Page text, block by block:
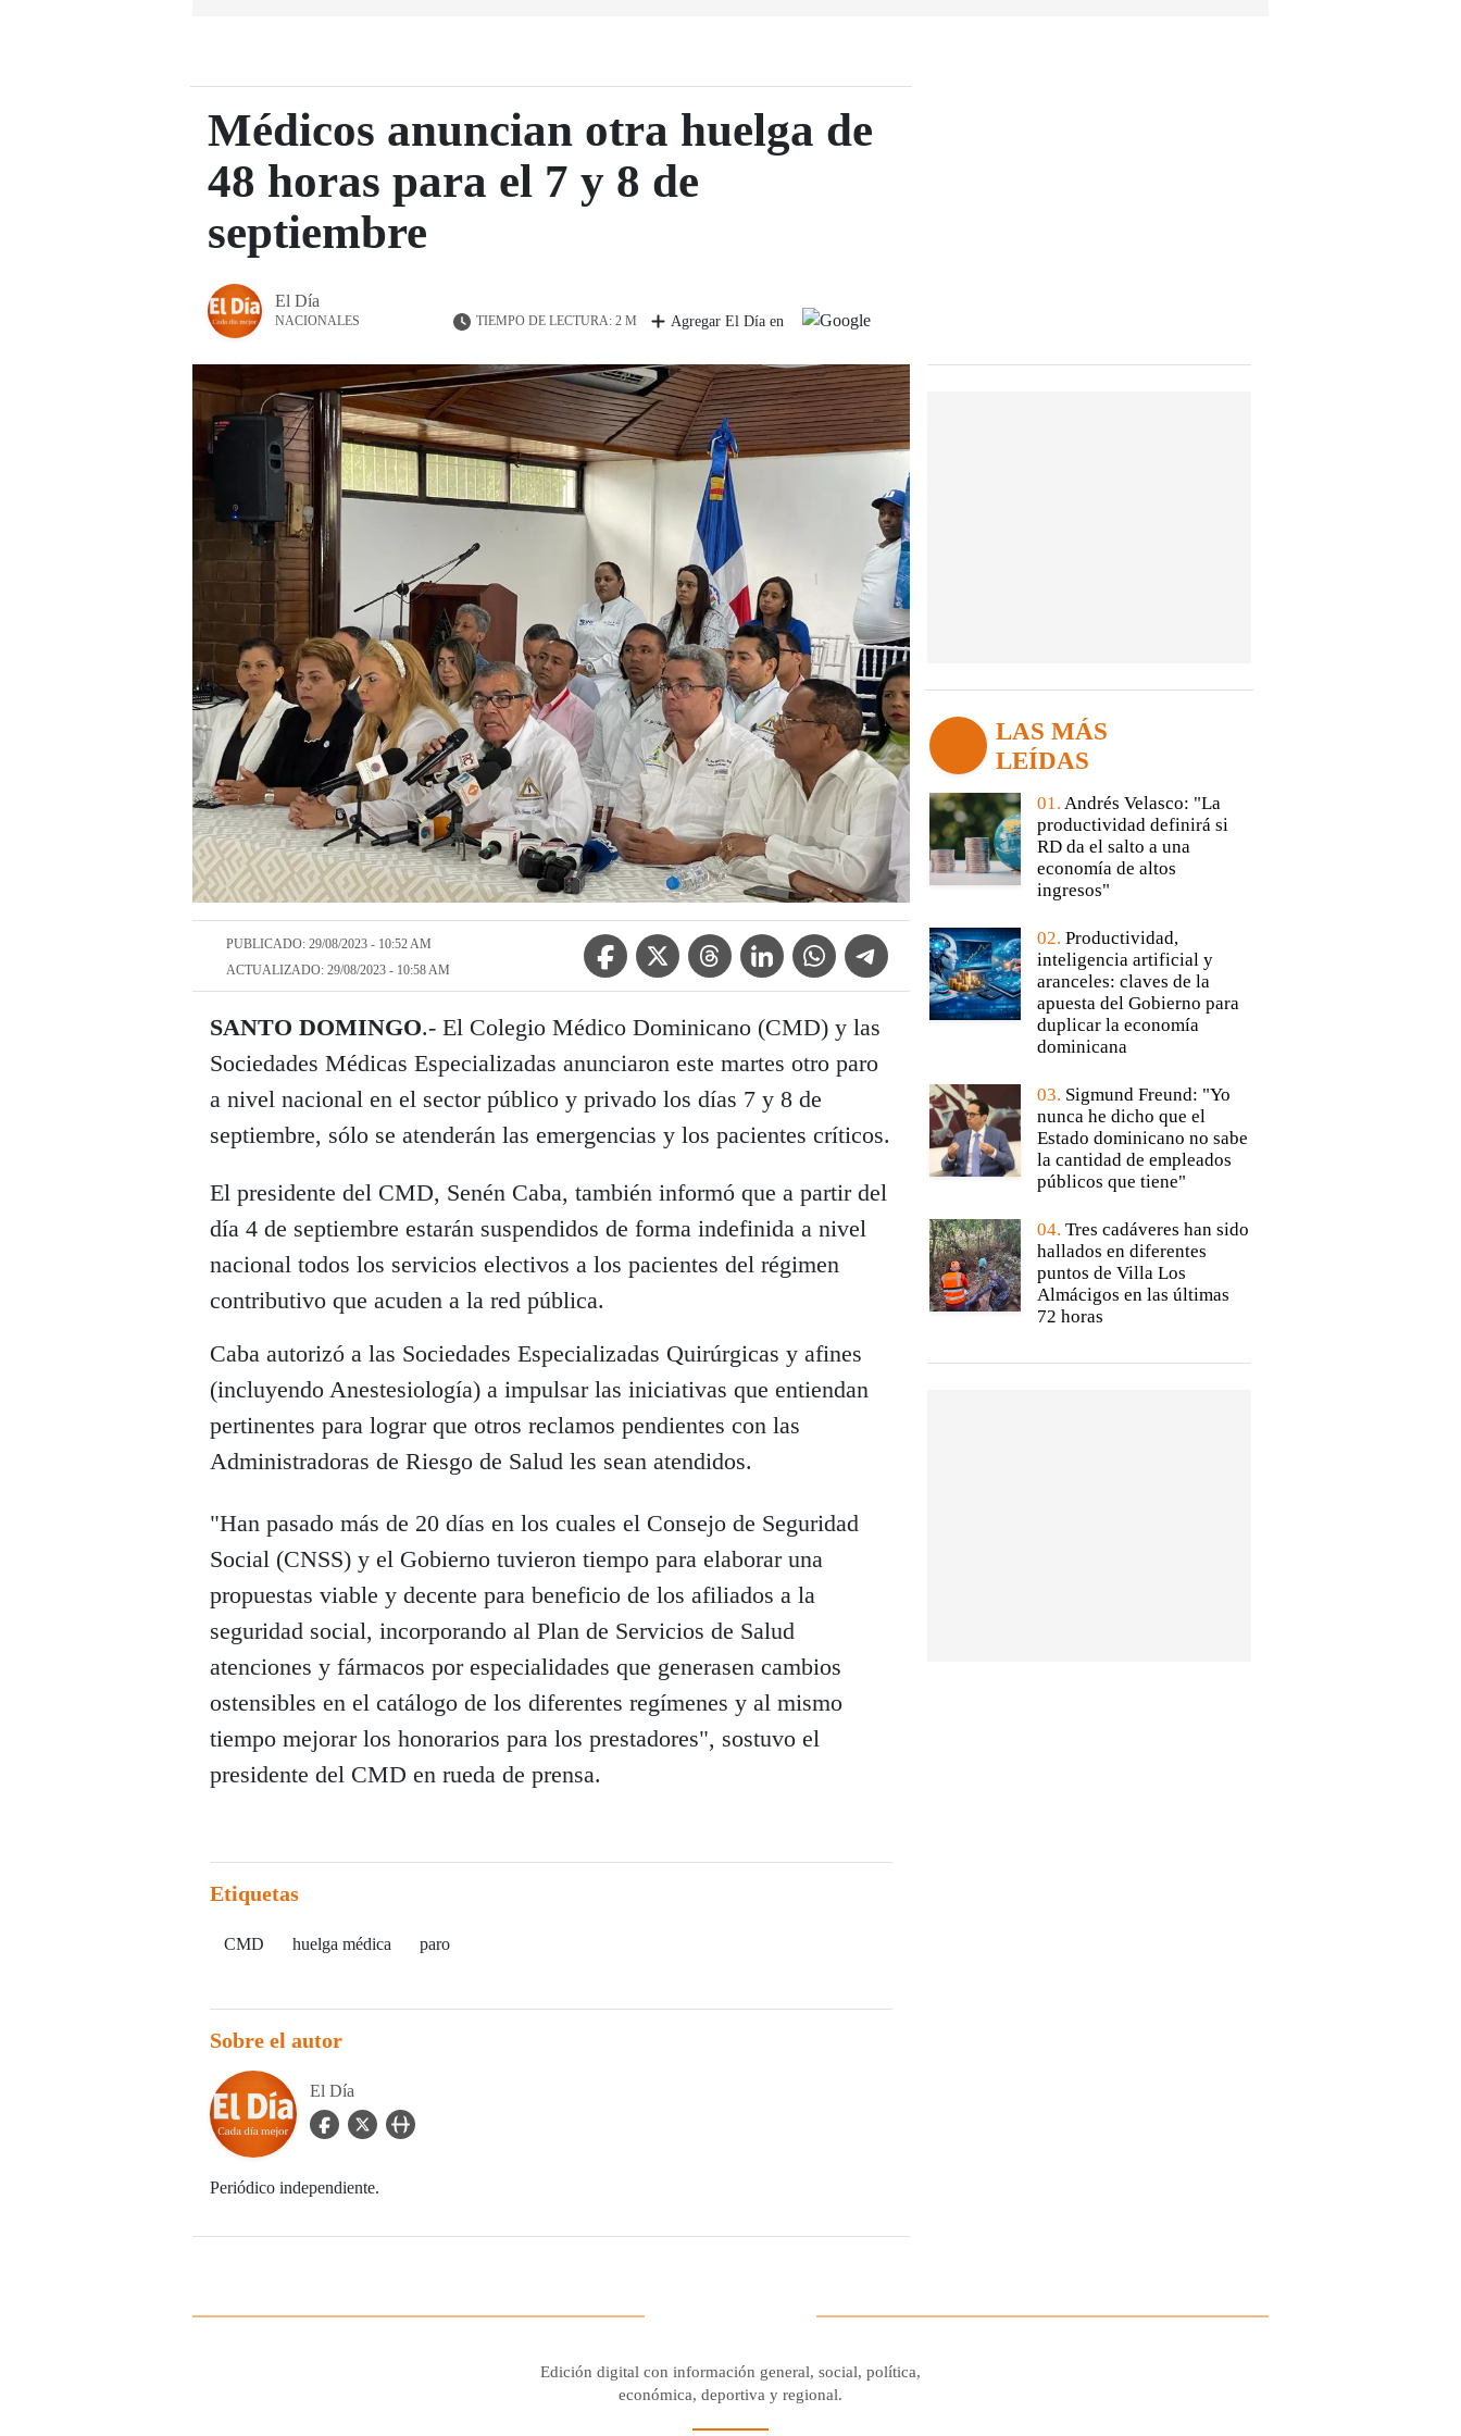
Médicos anuncian otra huelga de
48 horas para el 7 y 8 de
septiembre
El Día
NACIONALES TIEMPO DE LECTURA: 2 M Agregar El Día en
PUBLICADO: 29/08/2023 - 10:52 AM
ACTUALIZADO: 29/08/2023 - 10:58 AM
Facebook IconTwitter IconThreads IconLinkedin IconWhatsApp IconTelegram Icon
SANTO DOMINGO.- El Colegio Médico Dominicano (CMD) y las
Sociedades Médicas Especializadas anunciaron este martes otro paro
a nivel nacional en el sector público y privado los días 7 y 8 de
septiembre, sólo se atenderán las emergencias y los pacientes críticos.
El presidente del CMD, Senén Caba, también informó que a partir del
día 4 de septiembre estarán suspendidos de forma indefinida a nivel
nacional todos los servicios electivos a los pacientes del régimen
contributivo que acuden a la red pública.
Caba autorizó a las Sociedades Especializadas Quirúrgicas y afines
(incluyendo Anestesiología) a impulsar las iniciativas que entiendan
pertinentes para lograr que otros reclamos pendientes con las
Administradoras de Riesgo de Salud les sean atendidos.
"Han pasado más de 20 días en los cuales el Consejo de Seguridad
Social (CNSS) y el Gobierno tuvieron tiempo para elaborar una
propuestas viable y decente para beneficio de los afiliados a la
seguridad social, incorporando al Plan de Servicios de Salud
atenciones y fármacos por especialidades que generasen cambios
ostensibles en el catálogo de los diferentes regímenes y al mismo
tiempo mejorar los honorarios para los prestadores", sostuvo el
presidente del CMD en rueda de prensa.
Etiquetas
CMD huelga médica paro
Sobre el autor
El Día
facebook Icon
twitter Iconuser_url Icon
Periódico independiente.
LAS MÁS
LEÍDAS
01. Andrés Velasco: "La
productividad definirá si
RD da el salto a una
economía de altos
ingresos"
02. Productividad,
inteligencia artificial y
aranceles: claves de la
apuesta del Gobierno para
duplicar la economía
dominicana
03. Sigmund Freund: "Yo
nunca he dicho que el
Estado dominicano no sabe
la cantidad de empleados
públicos que tiene"
04. Tres cadáveres han sido
hallados en diferentes
puntos de Villa Los
Almácigos en las últimas
72 horas
Edición digital con información general, social, política,
económica, deportiva y regional.